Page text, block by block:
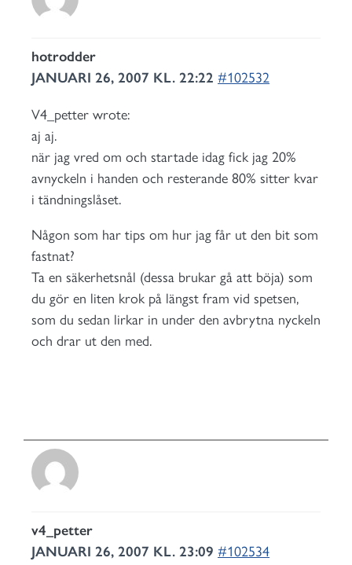
hotrodder
JANUARI 26, 2007 KL. 22:22 #102532
V4_petter wrote:
aj aj.
när jag vred om och startade idag fick jag 20%
avnyckeln i handen och resterande 80% sitter kvar
i tändningslåset.
Någon som har tips om hur jag får ut den bit som
fastnat?
Ta en säkerhetsnål (dessa brukar gå att böja) som
du gör en liten krok på längst fram vid spetsen,
som du sedan lirkar in under den avbrytna nyckeln
och drar ut den med.
v4_petter
JANUARI 26, 2007 KL. 23:09 #102534